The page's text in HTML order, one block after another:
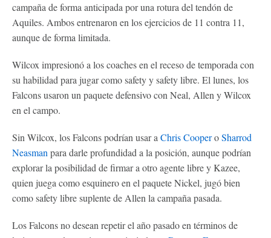
campaña de forma anticipada por una rotura del tendón de
Aquiles. Ambos entrenaron en los ejercicios de 11 contra 11,
aunque de forma limitada.
Wilcox impresionó a los coaches en el receso de temporada con
su habilidad para jugar como safety y safety libre. El lunes, los
Falcons usaron un paquete defensivo con Neal, Allen y Wilcox
en el campo.
Sin Wilcox, los Falcons podrían usar a Chris CooperoSharrod
Neasman para darle profundidad a la posición, aunque podrían
explorar la posibilidad de firmar a otro agente libre y Kazee,
quien juega como esquinero en el paquete Nickel, jugó bien
como safety libre suplente de Allen la campaña pasada.
Los Falcons no desean repetir el año pasado en términos de